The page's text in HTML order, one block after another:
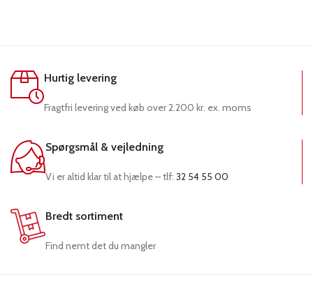
Hurtig levering
Fragtfri levering ved køb over 2.200 kr. ex. moms
Spørgsmål & vejledning
Vi er altid klar til at hjælpe – tlf: 32 54 55 00
Bredt sortiment
Find nemt det du mangler